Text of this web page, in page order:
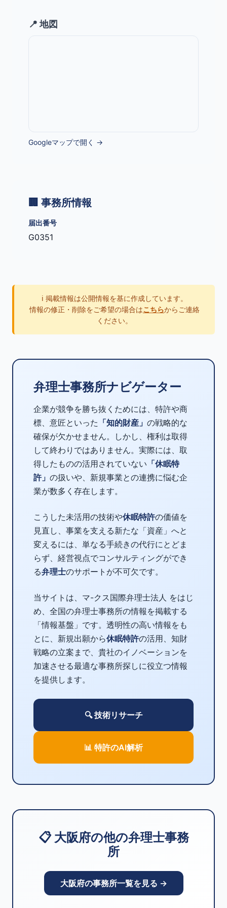
📍 地図
Googleマップで開く →
🏢 事務所情報
届出番号
G0351
ℹ️ 掲載情報は公開情報を基に作成しています。
情報の修正・削除をご希望の場合はこちらからご連絡
ください。
弁理士事務所ナビゲーター
企業が競争を勝ち抜くためには、特許や商
標、意匠といった 「知的財産」 の戦略的な
確保が欠かせません。しかし、権利は取得
して終わりではありません。実際には、取
得したものの活用されていない 「休眠特
許」 の扱いや、新規事業との連携に悩む企
業が数多く存在します。
こうした未活用の技術や休眠特許の価値を
見直し、事業を支える新たな「資産」へと
変えるには、単なる手続きの代行にとどま
らず、経営視点でコンサルティングができ
る弁理士のサポートが不可欠です。
当サイトは、マ-クス国際弁理士法人 をはじ
め、全国の弁理士事務所の情報を掲載する
「情報基盤」です。透明性の高い情報をも
とに、新規出願から休眠特許の活用、知財
戦略の立案まで、貴社のイノベーションを
加速させる最適な事務所探しに役立つ情報
を提供します。
🔍 技術リサーチ
📊 特許のAI解析
📋 大阪府の他の弁理士事務
所
大阪府の事務所一覧を見る →